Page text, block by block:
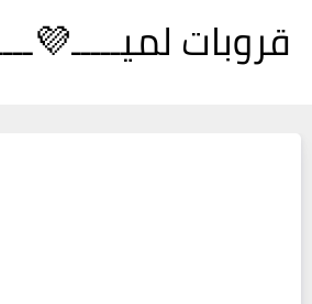
قروبات